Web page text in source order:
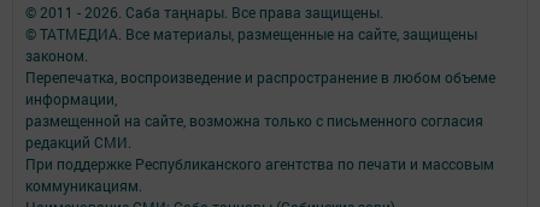
© 2011 - 2026. Саба таңнары. Все права защищены.
© ТАТМЕДИА. Все материалы, размещенные на сайте, защищены
законом.
Перепечатка, воспроизведение и распространение в любом объеме
информации,
размещенной на сайте, возможна только с письменного согласия
редакций СМИ.
При поддержке Республиканского агентства по печати и массовым
коммуникациям.